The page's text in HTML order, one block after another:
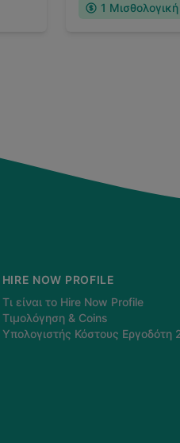
1
HIRE NOW PROFILE
Τι είναι το Hire Now Profile
Τιμολόγηση & Coins
Υπολογιστής Κόστους Εργοδότη